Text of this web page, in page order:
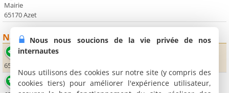
Mairie
65170 Azet
Nature
Col de Val Louron Azet
65170 Azet
Lac de Génos-Loudenvielle
Nous nous soucions de la vie privée de nos
internautes
Nous utilisons des cookies sur notre site (y compris des
cookies tiers) pour améliorer l'expérience utilisateur,